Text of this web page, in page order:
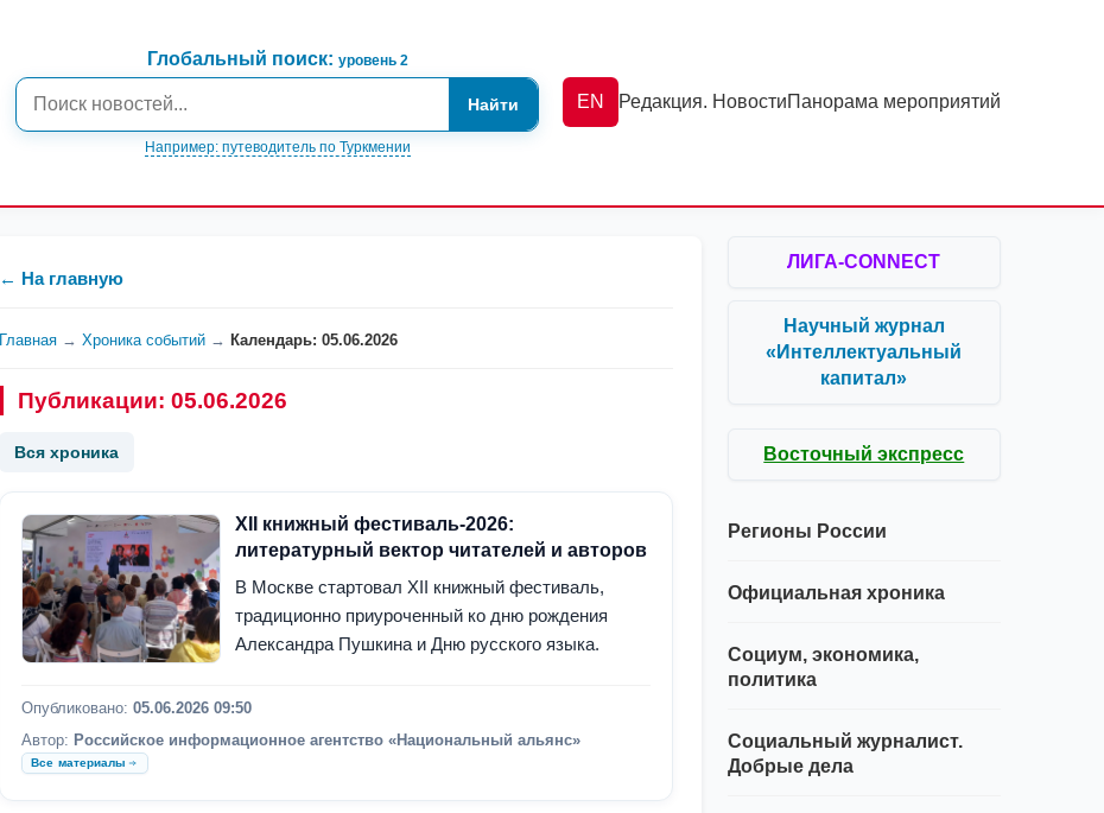
Глобальный поиск: уровень 2
Найти
Например: путеводитель по Туркмении
EN Редакция. НовостиПанорама мероприятий
← На главную
Главная → Хроника событий → Календарь: 05.06.2026
Публикации: 05.06.2026
Вся хроника
XII книжный фестиваль-2026:
литературный вектор читателей и авторов
В Москве стартовал XII книжный фестиваль,
традиционно приуроченный ко дню рождения
Александра Пушкина и Дню русского языка.
Опубликовано:05.06.2026 09:50
Автор: Российское информационное агентство «Национальный альянс»
Все материалы
ЛИГА-CONNECT
Научный журнал
«Интеллектуальный
капитал»
Восточный экспресс
Регионы России
Официальная хроника
Социум, экономика,
политика
Социальный журналист.
Добрые дела